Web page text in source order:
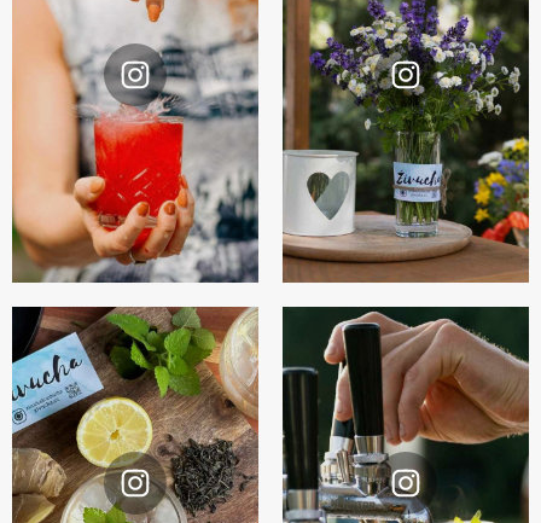
Instagram
@zivuchakombucha
Instagram
@zivuchakombucha
Instagram
@zivuchakombucha
Instagram
@zivuchakombucha